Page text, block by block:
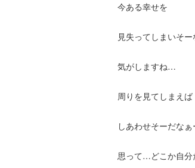
今ある幸せを
見失ってしまいそー
気がしますね…
周りを見てしまえば
しあわせそーだなぁ
思って…どこか自分